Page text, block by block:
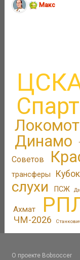
Макс
Динамо
Советов
трансферы
слухи
ПСЖ
Ахмат
ЧМ-2026
О проекте Bobsoccer